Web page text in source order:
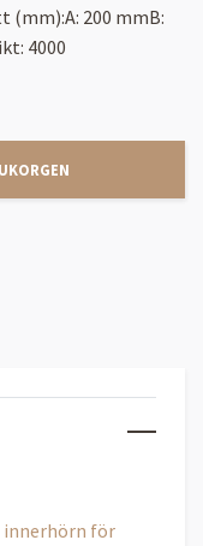
200 mmB:
4000
innerhörn för